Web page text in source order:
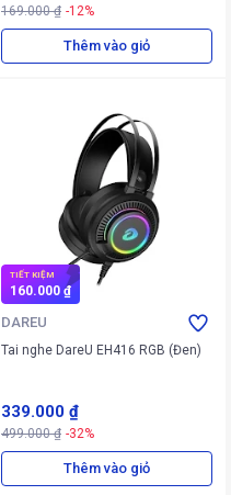
169.000 ₫ -12%
Thêm vào giỏ
TIẾT KIỆM
160.000 ₫
DAREU
Tai nghe DareU EH416 RGB (Đen)
339.000 ₫
499.000 ₫ -32%
Thêm vào giỏ